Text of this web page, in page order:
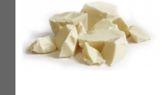
098 2822184
095 5337454